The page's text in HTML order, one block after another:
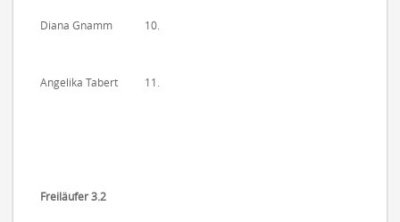
Diana Gnamm 10.
Angelika Tabert 11.
Freiläufer 3.2